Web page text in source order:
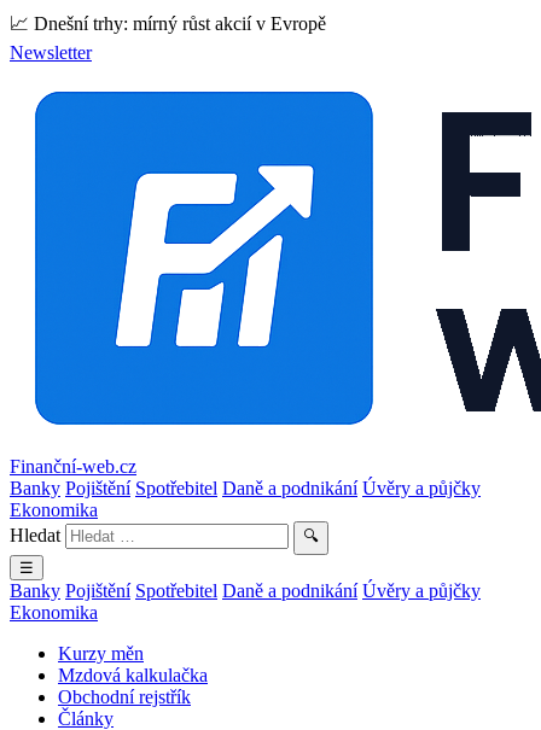
📈 Dnešní trhy: mírný růst akcií v Evropě
Newsletter
Finanční-web.cz
Banky Pojištění Spotřebitel Daně a podnikání Úvěry a půjčky
Ekonomika
Hledat
🔍
☰
Banky Pojištění Spotřebitel Daně a podnikání Úvěry a půjčky
Ekonomika
Kurzy měn
Mzdová kalkulačka
Obchodní rejstřík
Články